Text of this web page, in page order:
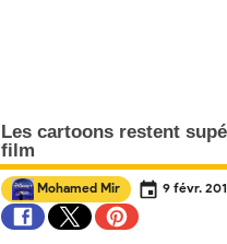
Les cartoons restent
film
Mohamed Mir 9 févr.